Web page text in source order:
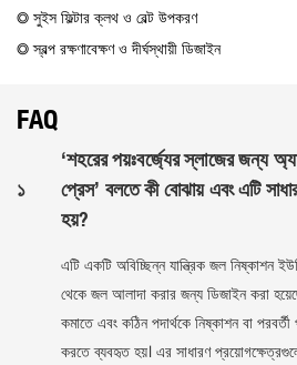
◎ সুইস ফিল্টার ক্লথ ও বেল্ট উপকরণ
◎ স্বল্প রক্ষণাবেক্ষণ ও দীর্ঘস্থায়ী ডিজাইন
FAQ
১
‘শহরের পয়ঃবর্জ্যের স্লাজের জন্য
প্রেস’ বলতে কী বোঝায় এবং এটি
হয়?
এটি একটি অবিচ্ছিন্ন যান্ত্রিক জল নিষ্কাশন
থেকে জল আলাদা করার জন্য ডিজাইন করা
কমাতে এবং কঠিন পদার্থকে নিষ্কাশন বা
করতে ব্যবহৃত হয়। এর সাধারণ